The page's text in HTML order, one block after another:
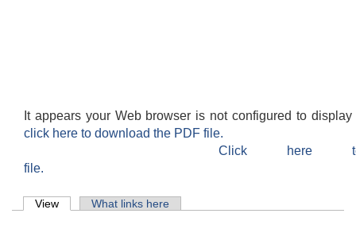
It appears your Web browser is not configured to
click here to download the PDF file.
Click here
file.
Primary tabs
View (active tab)What links here